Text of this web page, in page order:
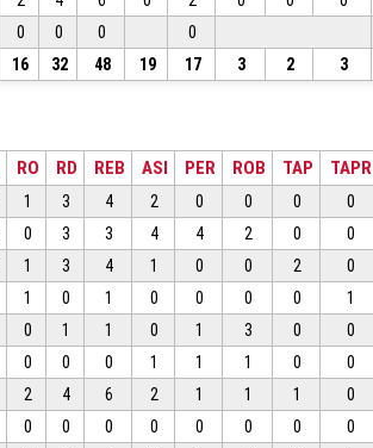
0 0 0 0
16 32 48 19 17 3 2 3
RO RD REB ASI PER ROB TAP TAPR
1 3 4 2 0 0 0 0
0 3 3 4 4 2 0 0
1 3 4 1 0 0 2 0
1 0 1 0 0 0 0 1
0 1 1 0 1 3 0 0
0 0 0 1 1 1 0 0
2 4 6 2 1 1 1 0
0 0 0 0 0 0 0 0